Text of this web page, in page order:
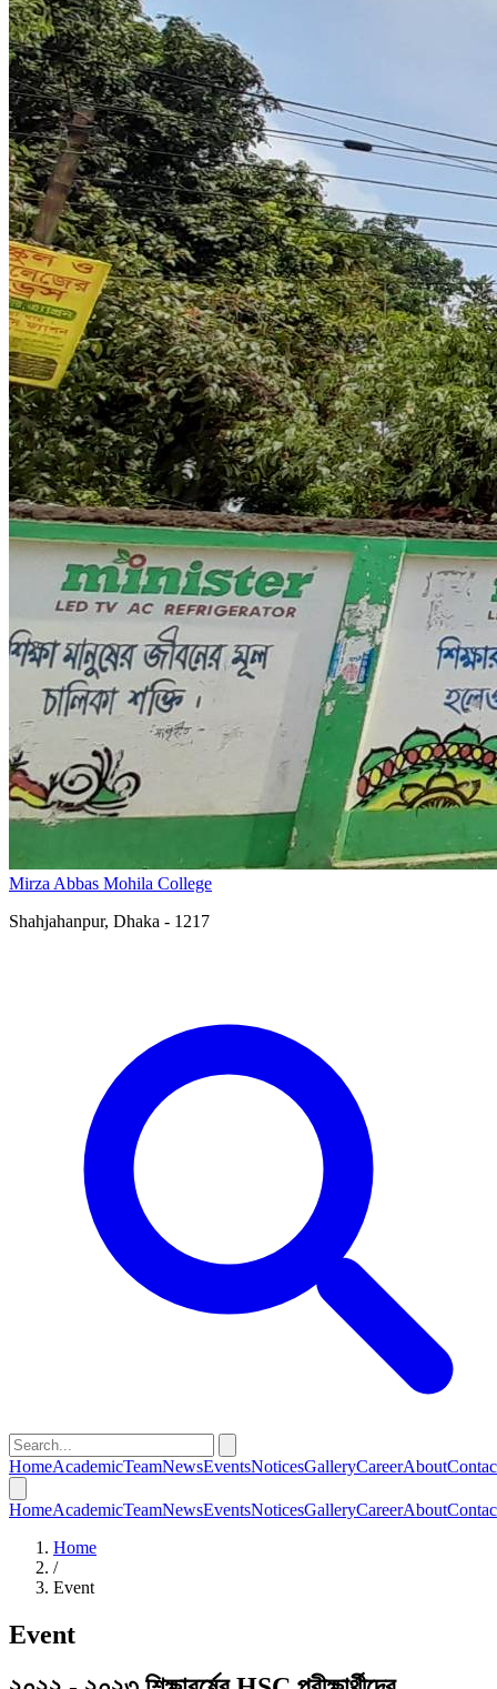
Mirza Abbas Mohila College
Shahjahanpur, Dhaka - 1217
HomeAcademicTeamNewsEventsNoticesGalleryCareerAbout
HomeAcademicTeamNewsEventsNoticesGalleryCareerAbout
Home
/
Event
Event